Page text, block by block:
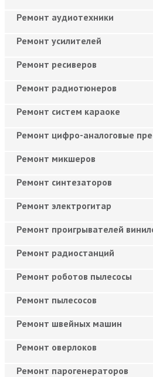
Ремонт аудиотехники
Ремонт усилителей
Ремонт ресиверов
Ремонт радиотюнеров
Ремонт систем караоке
Ремонт цифро-аналоговые
Ремонт микшеров
Ремонт синтезаторов
Ремонт электрогитар
Ремонт проигрывателей
Ремонт радиостанций
Ремонт роботов пылесосы
Ремонт пылесосов
Ремонт швейных машин
Ремонт оверлоков
Ремонт парогенераторов